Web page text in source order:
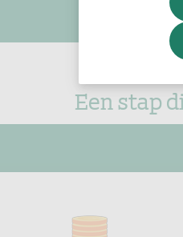
Een stap